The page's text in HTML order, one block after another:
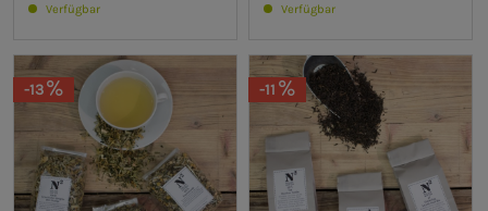
Verfügbar Verfügbar
-13 -11